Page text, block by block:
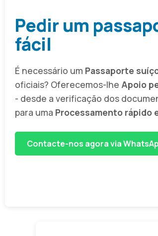
Pedir um
fácil
É necessário um Passaporte
oficiais? Oferecemos-lhe Apoio
- desde a verificação dos
para uma Processamento rápido
Contacte-nos agora via